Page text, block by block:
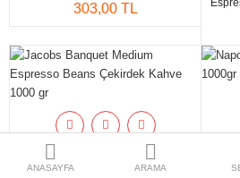
ANASAYFA ARAMA
303,00 TL